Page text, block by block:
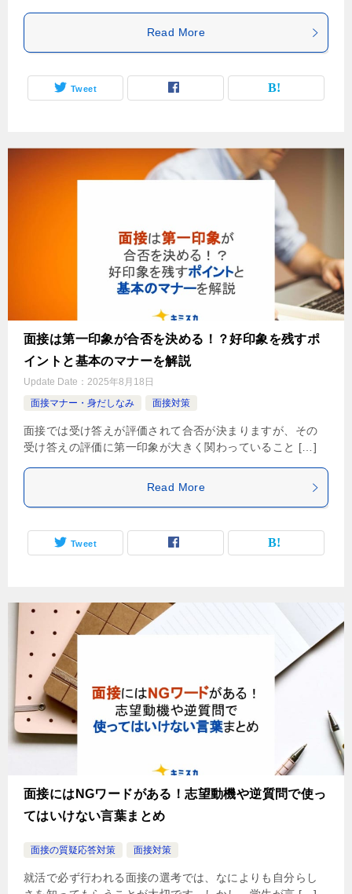
Read More
Tweet
面接は第一印象が合否を決める！？好印象を残すポ
イントと基本のマナーを解説
Update Date： 2025年8月18日
面接マナー・身だしなみ
面接対策
面接では受け答えが評価されて合否が決まりますが、その
受け答えの評価に第一印象が大きく関わっていること […]
Read More
Tweet
面接にはNGワードがある！志望動機や逆質問で使っ
てはいけない言葉まとめ
面接の質疑応答対策 面接対策
就活で必ず行われる面接の選考では、なによりも自分らし